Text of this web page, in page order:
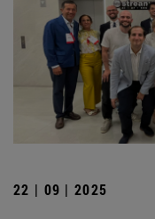
22 | 09 | 2025